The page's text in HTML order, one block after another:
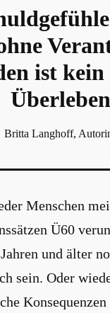
ist kein
Britta Langhoff,
Menschen
Ü60
und älter
sein. Oder